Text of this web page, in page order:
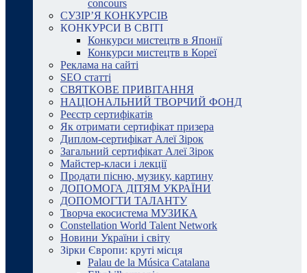
concours
СУЗІР’Я КОНКУРСІВ
КОНКУРСИ В СВІТІ
Конкурси мистецтв в Японії
Конкурси мистецтв в Кореї
Реклама на сайті
SEO статті
СВЯТКОВЕ ПРИВІТАННЯ
НАЦІОНАЛЬНИЙ ТВОРЧИЙ ФОНД
Реєстр сертифікатів
Як отримати сертифікат призера
Диплом-сертифікат Алеї Зірок
Загальний сертифікат Алеї Зірок
Майстер-класи і лекції
Продати пісню, музику, картину
ДОПОМОГА ДІТЯМ УКРАЇНИ
ДОПОМОГТИ ТАЛАНТУ
Творча екосистема МУЗИКА
Constellation World Talent Network
Новини України і світу
Зірки Європи: круті місця
Palau de la Música Catalana